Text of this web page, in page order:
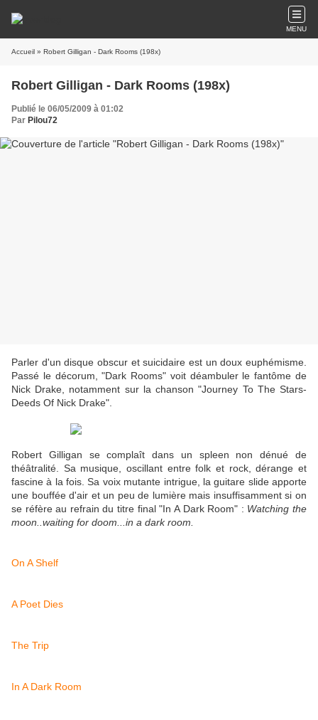
MENU
Accueil » Robert Gilligan - Dark Rooms (198x)
Robert Gilligan - Dark Rooms (198x)
Publié le 06/05/2009 à 01:02
Par Pilou72
Parler d'un disque obscur et suicidaire est un doux euphémisme.
Passé le décorum, "Dark Rooms" voit déambuler le fantôme de
Nick Drake, notamment sur la chanson "Journey To The Stars-
Deeds Of Nick Drake".
Robert Gilligan se complaît dans un spleen non dénué de
théâtralité. Sa musique, oscillant entre folk et rock, dérange et
fascine à la fois. Sa voix mutante intrigue, la guitare slide apporte
une bouffée d'air et un peu de lumière mais insuffisamment si on
se réfère au refrain du titre final "In A Dark Room" : Watching the
moon..waiting for doom...in a dark room.
On A Shelf
A Poet Dies
The Trip
In A Dark Room